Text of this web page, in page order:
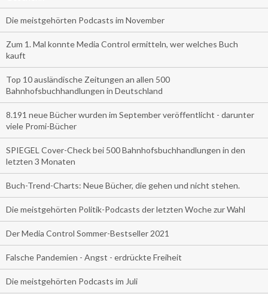
Die meistgehörten Podcasts im November
Zum 1. Mal konnte Media Control ermitteln, wer welches Buch
kauft
Top 10 ausländische Zeitungen an allen 500
Bahnhofsbuchhandlungen in Deutschland
8.191 neue Bücher wurden im September veröffentlicht - darunter
viele Promi-Bücher
SPIEGEL Cover-Check bei 500 Bahnhofsbuchhandlungen in den
letzten 3 Monaten
Buch-Trend-Charts: Neue Bücher, die gehen und nicht stehen.
Die meistgehörten Politik-Podcasts der letzten Woche zur Wahl
Der Media Control Sommer-Bestseller 2021
Falsche Pandemien - Angst - erdrückte Freiheit
Die meistgehörten Podcasts im Juli